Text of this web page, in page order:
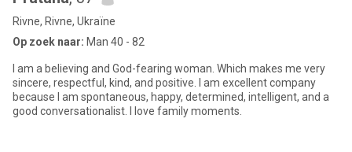
Rivne, Rivne, Ukraïne
Op zoek naar: Man 40 - 82
I am a believing and God-fearing woman. Which makes me very
sincere, respectful, kind, and positive. I am excellent company
because I am spontaneous, happy, determined, intelligent, and a
good conversationalist. I love family moments.